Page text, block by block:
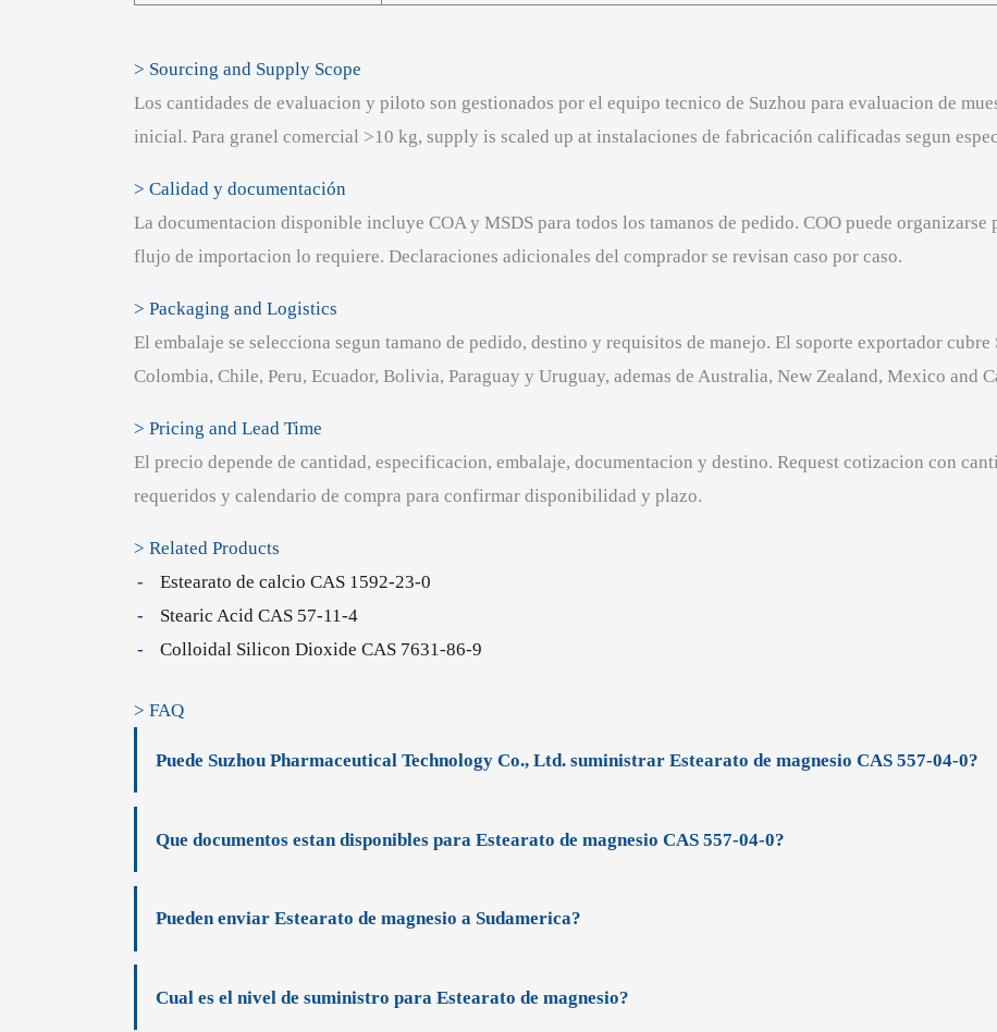
> Sourcing and Supply Scope
Los cantidades de evaluacion y piloto son gestionados por el equipo tecnico de Suzhou para evaluacion de
inicial. Para granel comercial >10 kg, supply is scaled up at instalaciones de fabricación calificadas segun
> Calidad y documentación
La documentacion disponible incluye COA y MSDS para todos los tamanos de pedido. COO puede
flujo de importacion lo requiere. Declaraciones adicionales del comprador se revisan caso por caso.
> Packaging and Logistics
El embalaje se selecciona segun tamano de pedido, destino y requisitos de manejo. El soporte exportador
Colombia, Chile, Peru, Ecuador, Bolivia, Paraguay y Uruguay, ademas de Australia, New Zealand, Mexico and
> Pricing and Lead Time
El precio depende de cantidad, especificacion, embalaje, documentacion y destino. Request cotizacion con
requeridos y calendario de compra para confirmar disponibilidad y plazo.
> Related Products
Estearato de calcio CAS 1592-23-0
Stearic Acid CAS 57-11-4
Colloidal Silicon Dioxide CAS 7631-86-9
> FAQ
Puede Suzhou Pharmaceutical Technology Co., Ltd. suministrar Estearato de magnesio CAS 557-04-0?
Que documentos estan disponibles para Estearato de magnesio CAS 557-04-0?
Pueden enviar Estearato de magnesio a Sudamerica?
Cual es el nivel de suministro para Estearato de magnesio?